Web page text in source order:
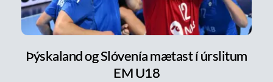
Þýskaland og Slóvenía mætast í úrslitum
EM U18